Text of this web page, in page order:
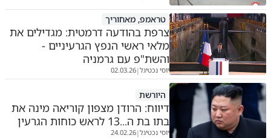
טראמפ, מאחוריך
צרפת בהודעה דרמטית: מגדילים את
מלאי ראשי הנפץ הגרעיניים -
והשת"פ עם גרמניה
יוסי נכטיגל|
02.03.26
היורשת
דיווח: הרודן מצפון קוריאה מינה את
בתו בת ה...13 לראש כוחות הגרעין
יוסי נכטיגל|
24.02.26